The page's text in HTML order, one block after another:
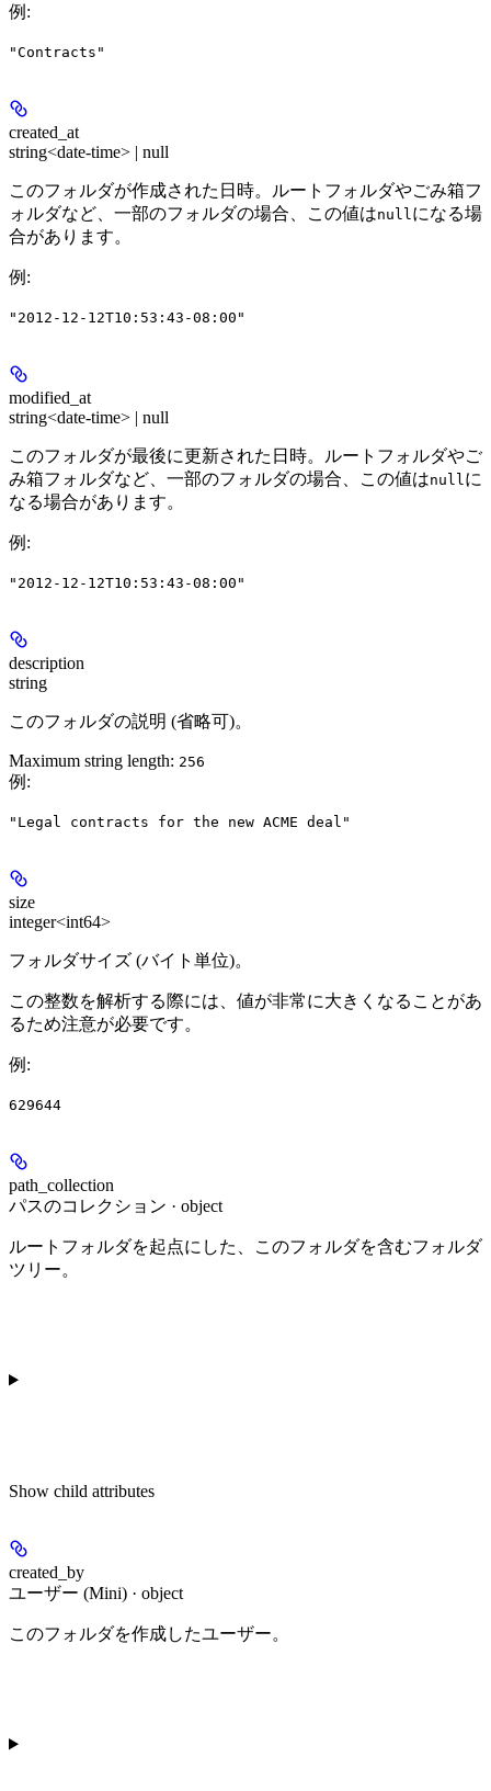
例 :
"Contracts"
created_at
string<date-time> | null
このフォルダが作成された日時。ルートフォルダやごみ箱フ
ォルダなど、一部のフォルダの場合、この値はnull になる場
合があります。
例 :
"2012-12-12T10:53:43-08:00"
modified_at
string<date-time> | null
このフォルダが最後に更新された日時。ルートフォルダやご
み箱フォルダなど、一部のフォルダの場合、この値はnull に
なる場合があります。
例 :
"2012-12-12T10:53:43-08:00"
description
string
このフォルダの説明 (省略可)。
Maximum string length: 256
例 :
"Legal contracts for the new ACME deal"
size
integer<int64>
フォルダサイズ (バイト単位)。
この整数を解析する際には、値が非常に大きくなることがあ
るため注意が必要です。
例 :
629644
path_collection
パスのコレクション · object
ルートフォルダを起点にした、このフォルダを含むフォルダ
ツリー。
Show child attributes
created_by
ユーザー (Mini) · object
このフォルダを作成したユーザー。